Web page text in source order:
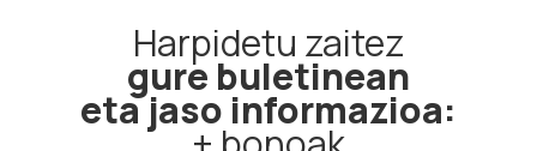
Harpidetu zaitez
gure buletinean
eta jaso informazioa: